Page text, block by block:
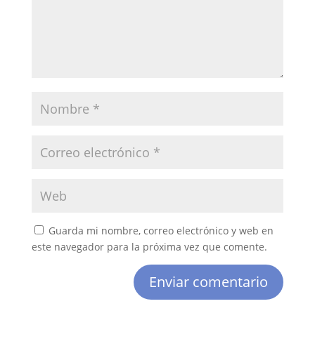
Guarda mi nombre, correo electrónico y web en
este navegador para la próxima vez que comente.